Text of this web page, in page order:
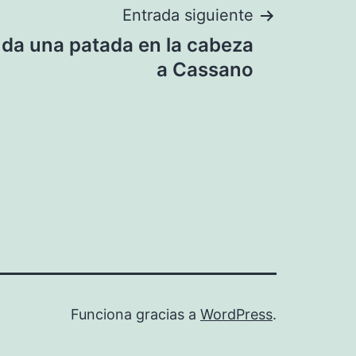
Entrada siguiente
una patada en la cabeza
a Cassano
Funciona gracias a WordPress.